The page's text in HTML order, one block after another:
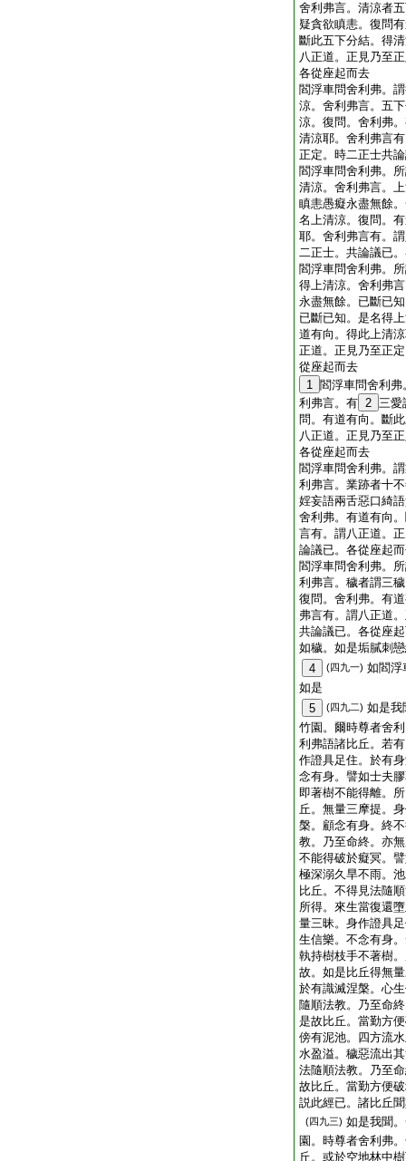
舍利弗言。清涼者
疑貪欲瞋恚。復問
斷此五下分結。得
八正道。正見乃至
各從座起而去
閻浮車問舍利弗。
涼。舍利弗言。五
涼。復問。舍利弗
清涼耶。舍利弗言
正定。時二正士共
閻浮車問舍利弗。
清涼。舍利弗言。
瞋恚愚癡永盡無餘
名上清涼。復問。
耶。舍利弗言有。
二正士。共論議已
閻浮車問舍利弗。
得上清涼。舍利弗
永盡無餘。已斷已
已斷已知。是名得
道有向。得此上清
正道。正見乃至正
從座起而去
1 閻浮車問舍利
利弗言。有 2 三愛
問。有道有向。斷
八正道。正見乃至
各從座起而去
閻浮車問舍利弗。
利弗言。業跡者十
婬妄語兩舌惡口綺
舍利弗。有道有向
言有。謂八正道。
論議已。各從座起
閻浮車問舍利弗。
利弗言。穢者謂三
復問。舍利弗。有
弗言有。謂八正道
共論議已。各從座
如穢。如是垢膩刺
4
(四九一) 如閻浮
如是
5
(四九二) 如是我
竹園。爾時尊者舍
利弗語諸比丘。若
作證具足住。於有
念有身。譬如士夫
即著樹不能得離。
丘。無量三摩提。
槃。顧念有身。終
教。乃至命終。亦
不能得破於癡冥。
極深溺久旱不雨。
比丘。不得見法隨
所得。來生當復還
量三昧。身作證具
生信樂。不念有身
執持樹枝手不著樹
故。如是比丘得無
於有識滅涅槃。心
隨順法教。乃至命
是故比丘。當勤方
傍有泥池。四方流
水盈溢。穢惡流出
法隨順法教。乃至
故比丘。當勤方便
説此經已。諸比丘
(四九三) 如是我聞
園。時尊者舍利弗
丘。或於空地林中